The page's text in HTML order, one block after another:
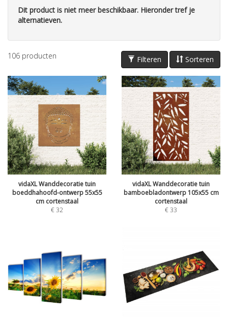
Dit product is niet meer beschikbaar. Hieronder tref je
alternatieven.
Sorteren
Filteren
106 producten
vidaXL Wanddecoratie tuin
boeddhahoofd-ontwerp 55x55
cm cortenstaal
€32
vidaXL Wanddecoratie tuin
bamboebladontwerp 105x55 cm
cortenstaal
€33